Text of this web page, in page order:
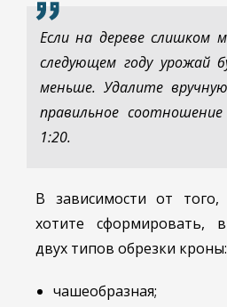
Если на дереве слишком
следующем году урожай
меньше. Удалите
правильное
1:20.
В зависимости от
хотите сформировать,
двух типов обрезки кроны:
чашеобразная;